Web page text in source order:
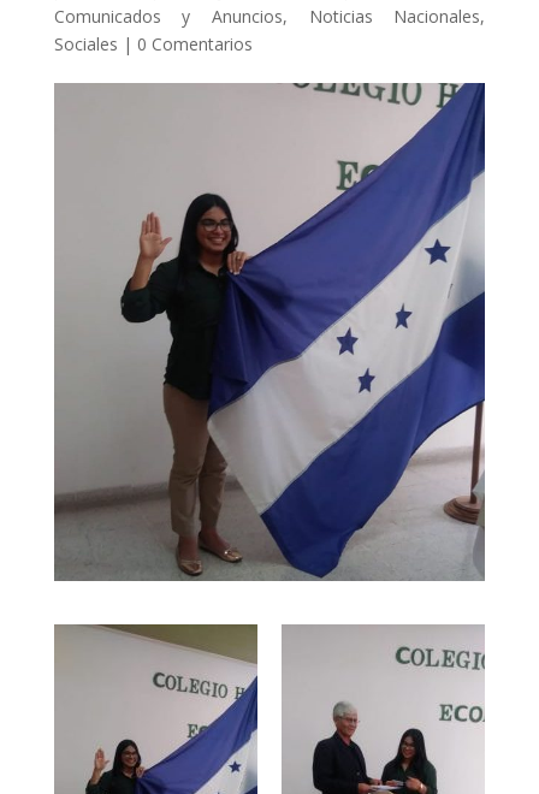
Comunicados y Anuncios, Noticias Nacionales,
Sociales | 0 Comentarios